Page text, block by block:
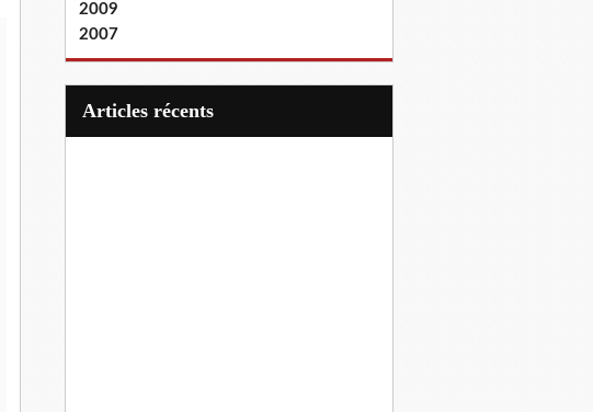
2009
2007
articles récents